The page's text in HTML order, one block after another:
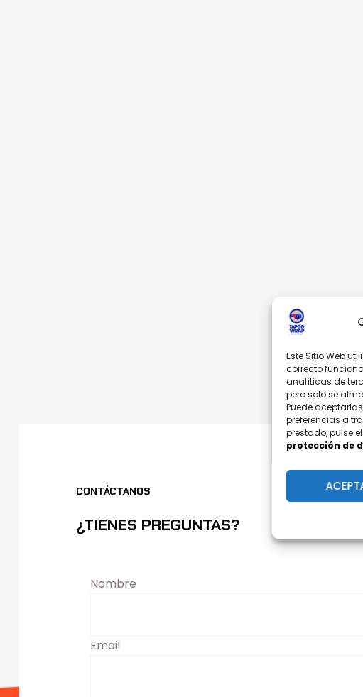
Este Sitio Web
correcto
analíticas de
pero solo se
Puede
preferencias a
prestado, pulse
protección de
CONTÁCTANOS
¿TIENES PREGUNTAS?
Nombre
Email